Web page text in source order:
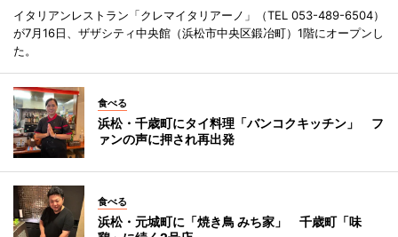
イタリアンレストラン「クレマイタリアーノ」（TEL 053-489-6504）
が7月16日、ザザシティ中央館（浜松市中央区鍛冶町）1階にオープンし
た。
食べる
浜松・千歳町にタイ料理「バンコクキッチン」 フ
ァンの声に押され再出発
食べる
浜松・元城町に「焼き鳥 みち家」 千歳町「味